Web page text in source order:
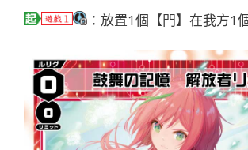
：放置1個【門】在我方1